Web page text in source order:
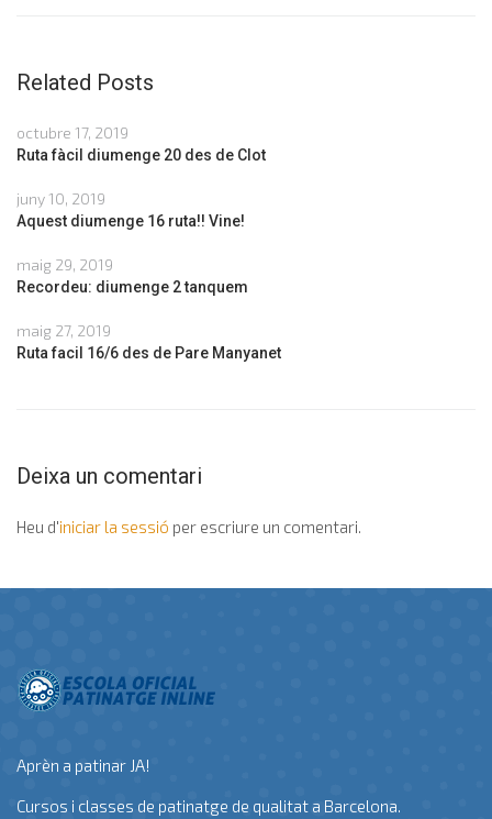
Related Posts
octubre 17, 2019
Ruta fàcil diumenge 20 des de Clot
juny 10, 2019
Aquest diumenge 16 ruta!! Vine!
maig 29, 2019
Recordeu: diumenge 2 tanquem
maig 27, 2019
Ruta facil 16/6 des de Pare Manyanet
Deixa un comentari
Heu d'iniciar la sessió per escriure un comentari.
Aprèn a patinar JA!
Cursos i classes de patinatge de qualitat a Barcelona.